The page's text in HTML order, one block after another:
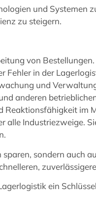
und Systemen
zu steigern.
von Bestellungen.
Fehler in der
und
anderen
Reaktionsfähigkeit im
alle Industriezweige.
sondern auch
ein